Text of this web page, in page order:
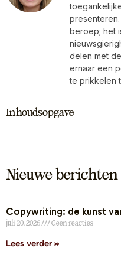
beroep; het
delen met
ernaar een
te prikkelen
Inhoudsopgave
Nieuwe berichten
Copywriting: de kunst
juli 20, 2026 Geen reacties
Lees verder »